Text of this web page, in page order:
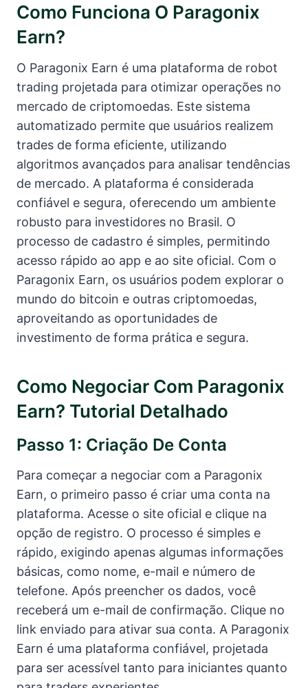
Como Funciona O Paragonix
Earn?
O Paragonix Earn é uma plataforma de robot
trading projetada para otimizar operações no
mercado de criptomoedas. Este sistema
automatizado permite que usuários realizem
trades de forma eficiente, utilizando
algoritmos avançados para analisar tendências
de mercado. A plataforma é considerada
confiável e segura, oferecendo um ambiente
robusto para investidores no Brasil. O
processo de cadastro é simples, permitindo
acesso rápido ao app e ao site oficial. Com o
Paragonix Earn, os usuários podem explorar o
mundo do bitcoin e outras criptomoedas,
aproveitando as oportunidades de
investimento de forma prática e segura.
Como Negociar Com Paragonix
Earn? Tutorial Detalhado
Passo 1: Criação De Conta
Para começar a negociar com a Paragonix
Earn, o primeiro passo é criar uma conta na
plataforma. Acesse o site oficial e clique na
opção de registro. O processo é simples e
rápido, exigindo apenas algumas informações
básicas, como nome, e-mail e número de
telefone. Após preencher os dados, você
receberá um e-mail de confirmação. Clique no
link enviado para ativar sua conta. A Paragonix
Earn é uma plataforma confiável, projetada
para ser acessível tanto para iniciantes quanto